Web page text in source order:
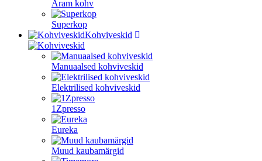
Aram kohv
Superkop
Kohviveskid
Manuaalsed kohviveskid
Elektrilised kohviveskid
1Zpresso
Eureka
Muud kaubamärgid